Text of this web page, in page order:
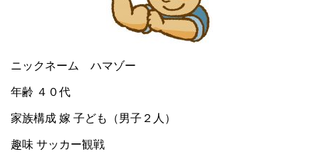
ニックネーム ハマゾー
年齢 ４０代
家族構成 嫁 子ども（男子２人）
趣味 サッカー観戦